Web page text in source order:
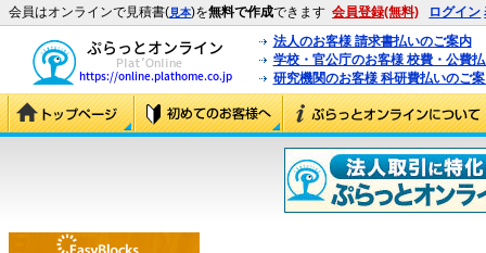
会員はオンラインで見積書(見本)を無料で作成できます 会員登録(無料) ログイン
法人のお客様 請求書払いのご案内
学校・官公庁のお客様 校費・公費
研究機関のお客様 科研費払いのご